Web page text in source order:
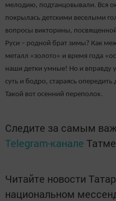
мелодию, подтанцовывали. Вся
покрылась детскими веселыми
вопросы викторины,
Руси – родной брат зимы? Как
металл «золото» и время года
наши детки умные! Но и вправду
суть и бодро, стараясь
Такой вот осенний переполох.
Следите за самым
Telegram-канале
Читайте новости
национальном